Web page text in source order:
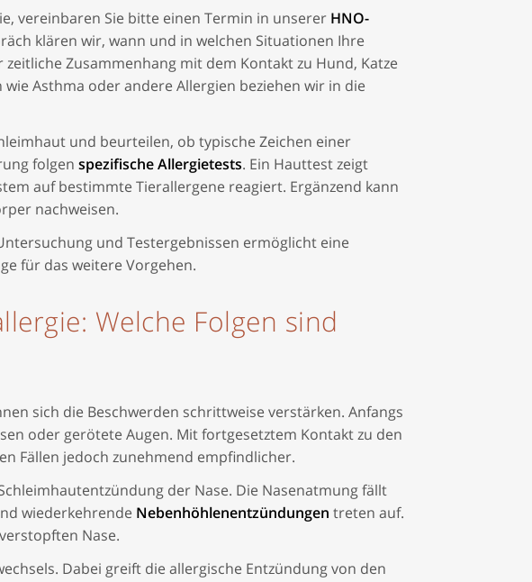
vereinbaren Sie bitte einen Termin in unserer HNO-
klären wir, wann und in welchen Situationen Ihre
Zusammenhang mit dem Kontakt zu Hund, Katze
Asthma oder andere Allergien beziehen wir in die
und beurteilen, ob typische Zeichen einer
folgen spezifische Allergietests. Ein Hauttest zeigt
auf bestimmte Tierallergene reagiert. Ergänzend kann
nachweisen.
und Testergebnissen ermöglicht eine
für das weitere Vorgehen.
Welche Folgen sind
sich die Beschwerden schrittweise verstärken. Anfangs
oder gerötete Augen. Mit fortgesetztem Kontakt zu den
Fällen jedoch zunehmend empfindlicher.
der Nase. Die Nasenatmung fällt
wiederkehrende Nebenhöhlenentzündungen treten auf.
Nase.
Dabei greift die allergische Entzündung von den